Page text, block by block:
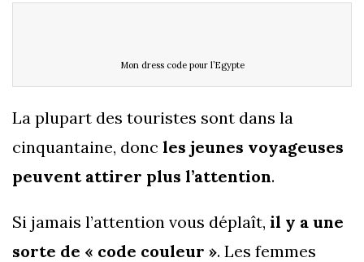
Mon dress code pour l’Egypte
La plupart des touristes sont dans la
cinquantaine, donc les jeunes voyageuses
peuvent attirer plus l’attention.
Si jamais l’attention vous déplaît, il y a une
sorte de « code couleur ». Les femmes